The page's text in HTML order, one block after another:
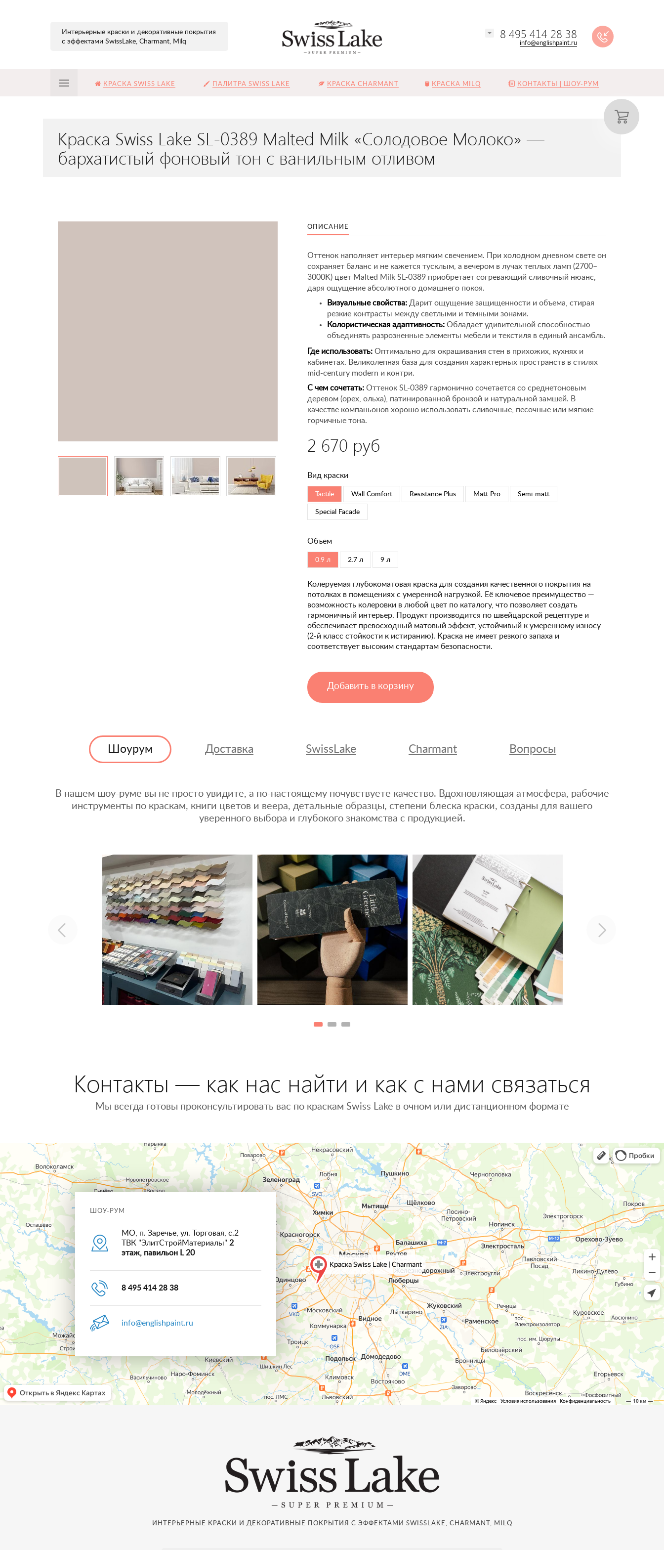
Интерьерные краски и декоративные покрытия
с эффектами SwissLake, Charmant, Milq
8 495 414 28 38
info@englishpaint.ru
КРАСКА SWISS LAKE ПАЛИТРА SWISS LAKE КРАСКА CHARMANT КРАСКА MILQ КОНТАКТЫ | ШОУ-РУМ
Краска Swiss Lake SL-0389 Malted Milk «Солодовое Молоко» —
бархатистый фоновый тон с ванильным отливом
ОПИСАНИЕ
Оттенок наполняет интерьер мягким свечением. При холодном дневном свете он
сохраняет баланс и не кажется тусклым, а вечером в лучах теплых ламп (2700–
3000K) цвет Malted Milk SL-0389 приобретает согревающий сливочный нюанс,
даря ощущение абсолютного домашнего покоя.
Визуальные свойства: Дарит ощущение защищенности и объема, стирая
резкие контрасты между светлыми и темными зонами.
Колористическая адаптивность: Обладает удивительной способностью
объединять разрозненные элементы мебели и текстиля в единый ансамбль.
Где использовать: Оптимально для окрашивания стен в прихожих, кухнях и
кабинетах. Великолепная база для создания характерных пространств в стилях
mid-century modern и контри.
С чем сочетать: Оттенок SL-0389 гармонично сочетается со среднетоновым
деревом (орех, ольха), патинированной бронзой и натуральной замшей. В
качестве компаньонов хорошо использовать сливочные, песочные или мягкие
горчичные тона.
2 670 руб
Вид краски
Tactile Wall Comfort Resistance Plus Matt Pro Semi-matt
Special Faсade
Объём
0.9 л 2.7 л 9 л
Колеруемая глубокоматовая краска для создания качественного покрытия на
потолках в помещениях с умеренной нагрузкой. Её ключевое преимущество —
возможность колеровки в любой цвет по каталогу, что позволяет создать
гармоничный интерьер. Продукт производится по швейцарской рецептуре и
обеспечивает превосходный матовый эффект, устойчивый к умеренному износу
(2-й класс стойкости к истиранию). Краска не имеет резкого запаха и
соответствует высоким стандартам безопасности.
Добавить в корзину
Шоурум Доставка SwissLake Charmant Вопросы
В нашем шоу-руме вы не просто увидите, а по-настоящему почувствуете качество. Вдохновляющая атмосфера, рабочие
инструменты по краскам, книги цветов и веера, детальные образцы, степени блеска краски, созданы для вашего
уверенного выбора и глубокого знакомства с продукцией.
Контакты — как нас найти и как с нами связаться
Мы всегда готовы проконсультировать вас по краскам Swiss Lake в очном или дистанционном формате
ШОУ-РУМ
МО, п. Заречье, ул. Торговая, с.2
ТВК "ЭлитСтройМатериалы" 2
этаж, павильон L 20
8 495 414 28 38
info@englishpaint.ru
ИНТЕРЬЕРНЫЕ КРАСКИ И ДЕКОРАТИВНЫЕ ПОКРЫТИЯ С ЭФФЕКТАМИ SWISSLAKE, CHARMANT, MILQ